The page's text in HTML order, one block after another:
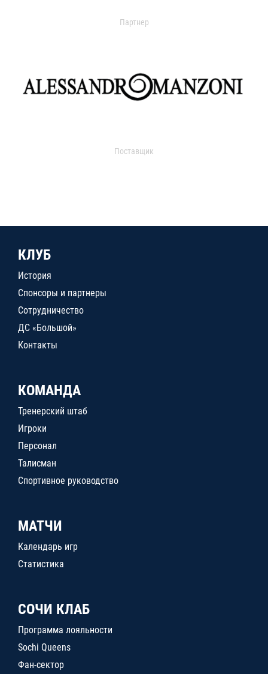
Партнер
Поставщик
КЛУБ
История
Спонсоры и партнеры
Сотрудничество
ДС «Большой»
Контакты
КОМАНДА
Тренерский штаб
Игроки
Персонал
Талисман
Спортивное руководство
МАТЧИ
Календарь игр
Статистика
СОЧИ КЛАБ
Программа лояльности
Sochi Queens
Фан-сектор